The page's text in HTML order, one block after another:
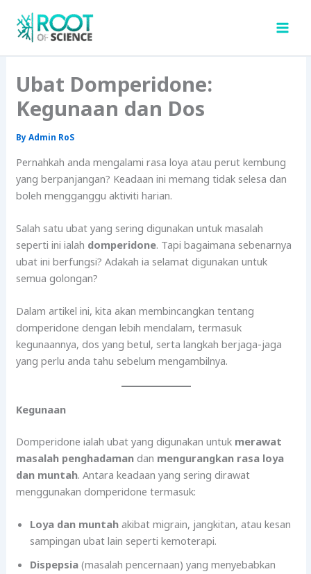
content
Ubat Domperidone:
Kegunaan dan Dos
ByAdmin RoS
Pernahkah anda mengalami rasa loya atau perut kembung
yang berpanjangan? Keadaan ini memang tidak selesa dan
boleh mengganggu aktiviti harian.
Salah satu ubat yang sering digunakan untuk masalah
seperti ini ialah domperidone. Tapi bagaimana sebenarnya
ubat ini berfungsi? Adakah ia selamat digunakan untuk
semua golongan?
Dalam artikel ini, kita akan membincangkan tentang
domperidone dengan lebih mendalam, termasuk
kegunaannya, dos yang betul, serta langkah berjaga-jaga
yang perlu anda tahu sebelum mengambilnya.
Kegunaan
Domperidone ialah ubat yang digunakan untuk merawat
masalah penghadaman dan mengurangkan rasa loya
dan muntah. Antara keadaan yang sering dirawat
menggunakan domperidone termasuk:
Loya dan muntah akibat migrain, jangkitan, atau kesan
sampingan ubat lain seperti kemoterapi.
Dispepsia (masalah pencernaan) yang menyebabkan